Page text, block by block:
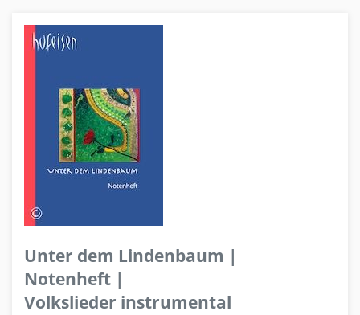
Unter dem Lindenbaum |
Notenheft |
Volkslieder instrumental